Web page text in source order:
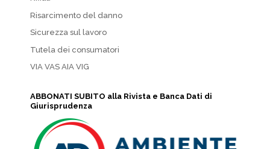
Risarcimento del danno
Sicurezza sul lavoro
Tutela dei consumatori
VIA VAS AIA VIG
ABBONATI SUBITO alla Rivista e Banca Dati di
Giurisprudenza